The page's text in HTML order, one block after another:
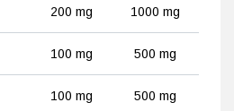
200 mg 1000 mg
100 mg 500 mg
100 mg 500 mg